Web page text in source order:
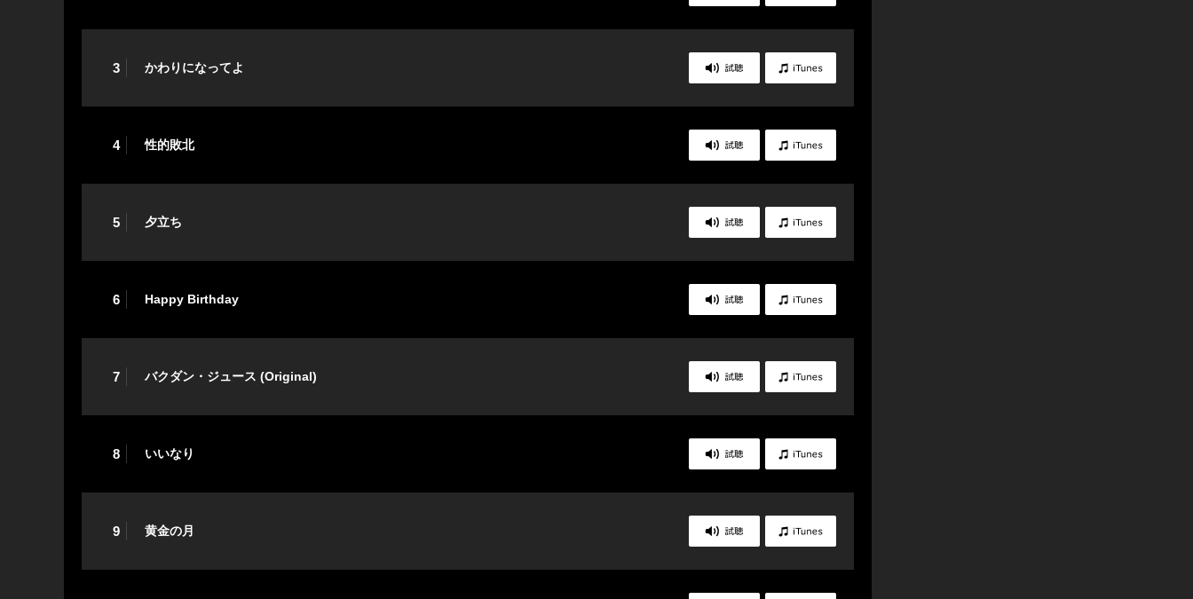
3 かわりになってよ
4 性的敗北
5 夕立ち
6 Happy Birthday
7 バクダン・ジュース (Original)
8 いいなり
9 黄金の月